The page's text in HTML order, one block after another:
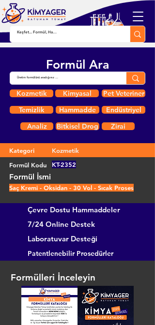
Formül Ara
Kozmetik Kimyasal
Pet Veteriner
Temizlik
Hammadde
Endüstriyel
Analiz
Bitkisel Drog Zirai
Kategori
Kozmetik
Formül Kodu
KT-2352
Formül İsmi
Saç Kremi - Oksidan - 30 Vol - Sıcak Proses
Çevre Dostu Hammaddeler
7/24 Online Destek
Laboratuvar Desteği
Patentlenebilir Prosedürler
Formülleri İnceleyin